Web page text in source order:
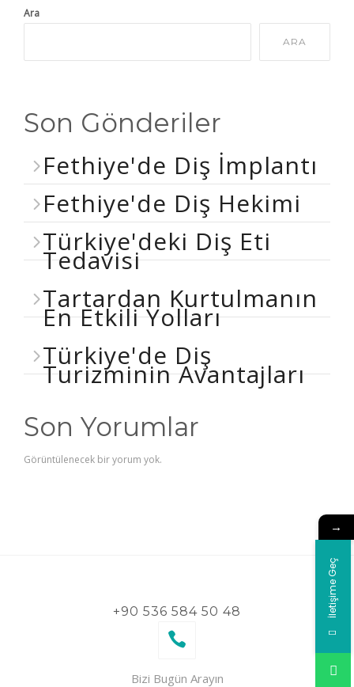
Ara
ARA
Son Gönderiler
Fethiye'de Diş İmplantı
Fethiye'de Diş Hekimi
Türkiye'deki Diş Eti
Tedavisi
Tartardan Kurtulmanın
En Etkili Yolları
Türkiye'de Diş
Turizminin Avantajları
Son Yorumlar
Görüntülenecek bir yorum yok.
+90 536 584 50 48
Bizi Bugün Arayın
→
İletişime Geç